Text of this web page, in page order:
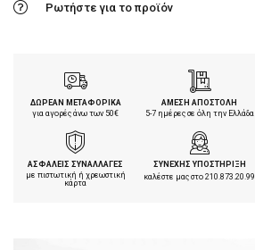
Ρωτήστε για το προϊόν
ΔΩΡΕΑΝ ΜΕΤΑΦΟΡΙΚΑ
για αγορές άνω των 50€
ΑΜΕΣΗ ΑΠΟΣΤΟΛΗ
5-7 ημέρες σε όλη την Ελλάδα
ΑΣΦΑΛΕΙΣ ΣΥΝΑΛΛΑΓΕΣ
με πιστωτική ή χρεωστική
κάρτα
ΣΥΝΕΧΗΣ ΥΠΟΣΤΗΡΙΞΗ
καλέστε μας στο210.873.20.99